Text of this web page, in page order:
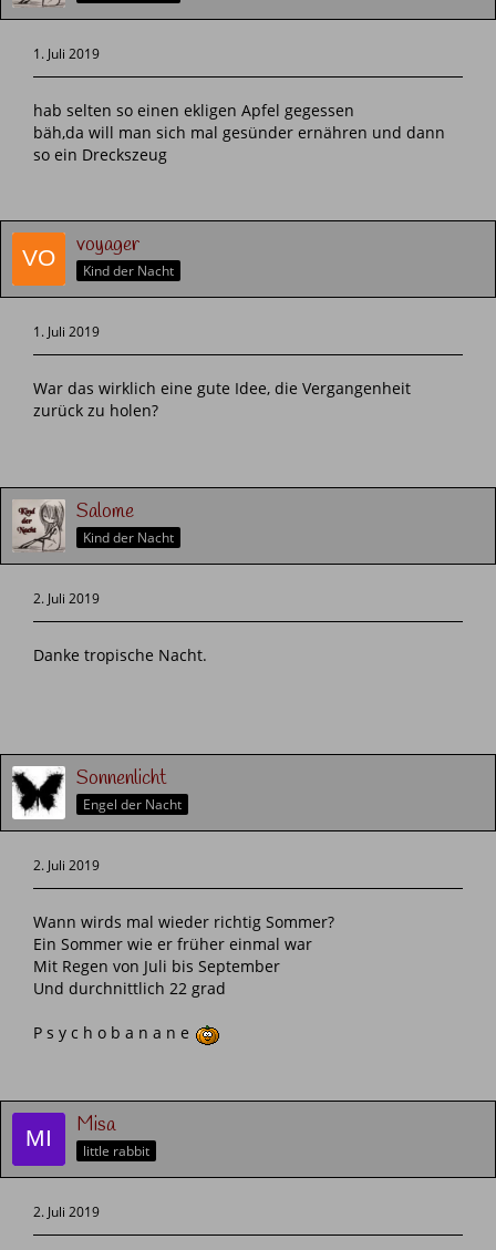
1. Juli 2019
hab selten so einen ekligen Apfel gegessen
bäh,da will man sich mal gesünder ernähren und dann
so ein Dreckszeug
voyager
Kind der Nacht
1. Juli 2019
War das wirklich eine gute Idee, die Vergangenheit
zurück zu holen?
Salome
Kind der Nacht
2. Juli 2019
Danke tropische Nacht.
Sonnenlicht
Engel der Nacht
2. Juli 2019
Wann wirds mal wieder richtig Sommer?
Ein Sommer wie er früher einmal war
Mit Regen von Juli bis September
Und durchnittlich 22 grad
P s y c h o b a n a n e
Misa
little rabbit
2. Juli 2019